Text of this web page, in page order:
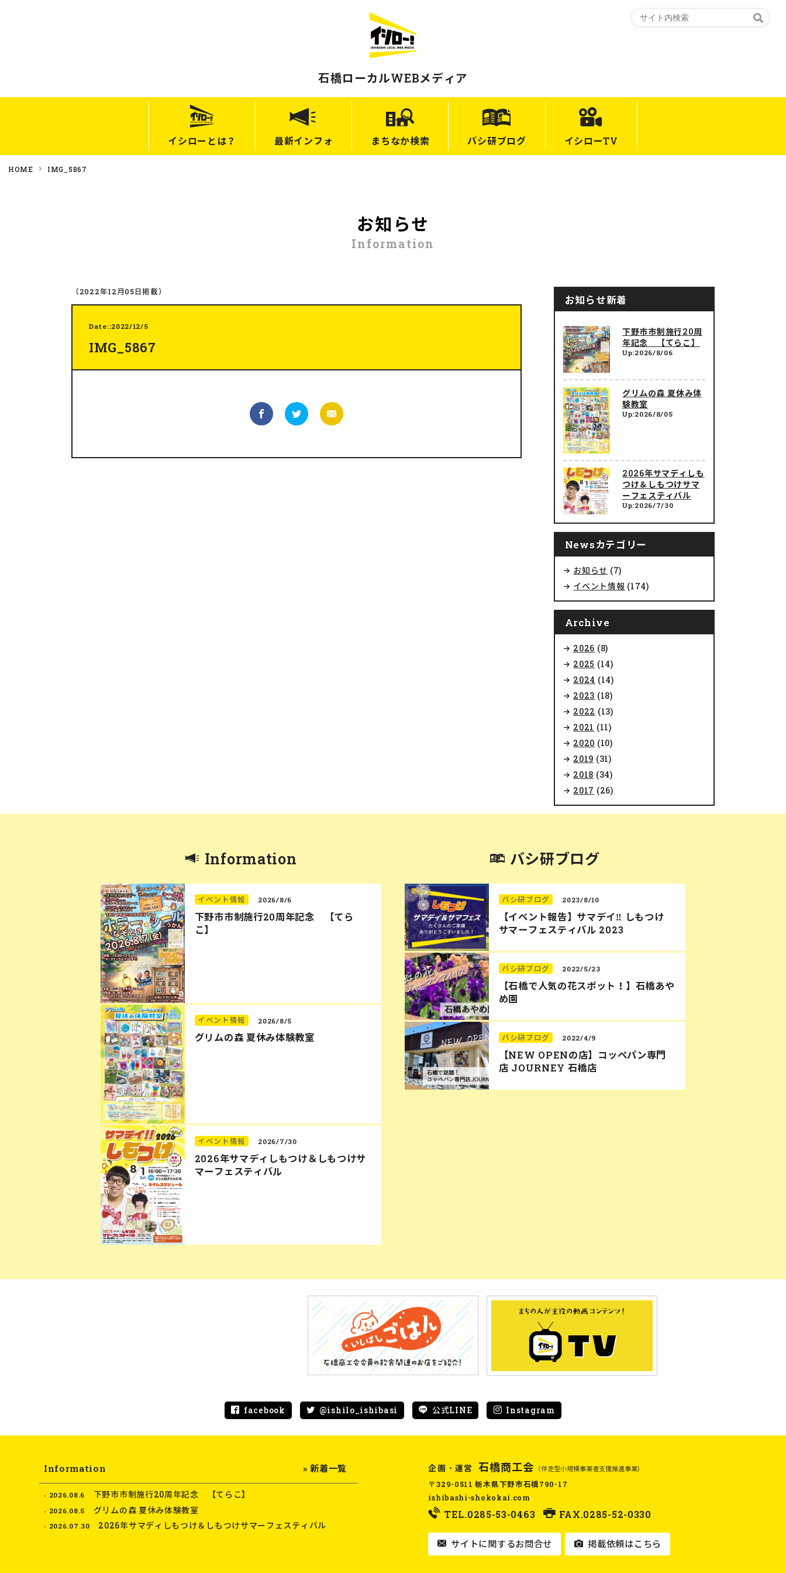
石橋ローカルWEBメディア
イシローとは？ 最新インフォ まちなか検索 バシ研ブログ イシローTV
HOME IMG_5867
お知らせ
Information
（2022年12月05日掲載）
Date::2022/12/5
IMG_5867
お知らせ新着
下野市市制施行20周
年記念 【てらこ】
Up:2026/8/06
グリムの森 夏休み体
験教室
Up:2026/8/05
2026年サマディしも
つけ＆しもつけサマ
ーフェスティバル
Up:2026/7/30
Newsカテゴリー
お知らせ (7)
イベント情報 (174)
Archive
2026 (8)
2025 (14)
2024 (14)
2023 (18)
2022 (13)
2021 (11)
2020 (10)
2019 (31)
2018 (34)
2017 (26)
Information
イベント情報 2026/8/6
下野市市制施行20周年記念 【てら
こ】
イベント情報 2026/8/5
グリムの森 夏休み体験教室
イベント情報 2026/7/30
2026年サマディしもつけ＆しもつけサ
マーフェスティバル
バシ研ブログ
バシ研ブログ 2023/8/10
【イベント報告】サマデイ‼︎ しもつけ
サマーフェスティバル 2023
バシ研ブログ 2022/5/23
【石橋で人気の花スポット！】石橋あや
め園
バシ研ブログ 2022/4/9
【NEW OPENの店】コッペパン専門
店 JOURNEY 石橋店
facebook @ishilo_ishibasi 公式LINE Instagram
Information » 新着一覧
2026.08.6 下野市市制施行20周年記念 【てらこ】
2026.08.5 グリムの森 夏休み体験教室
2026.07.30 2026年サマディしもつけ＆しもつけサマーフェスティバル
企画・運営 石橋商工会 （伴走型小規模事業者支援推進事業）
〒329-0511 栃木県下野市石橋790-17
ishibashi-shokokai.com
TEL.0285-53-0463 FAX.0285-52-0330
サイトに関するお問合せ 掲載依頼はこちら